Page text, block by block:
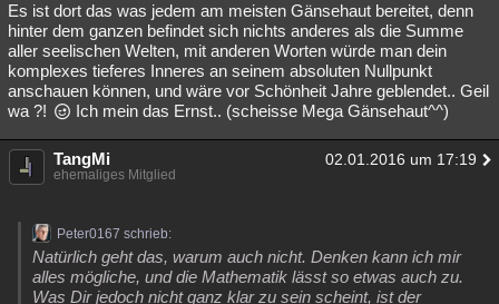
Es ist dort das was jedem am meisten Gänsehaut bereitet, denn
hinter dem ganzen befindet sich nichts anderes als die Summe
aller seelischen Welten, mit anderen Worten würde man dein
komplexes tieferes Inneres an seinem absoluten Nullpunkt
anschauen können, und wäre vor Schönheit Jahre geblendet.. Geil
wa ?!
Ich mein das Ernst.. (scheisse Mega Gänsehaut^^)
TangMi 02.01.2016 um 17:19
ehemaliges Mitglied
Peter0167 schrieb:
Natürlich geht das, warum auch nicht. Denken kann ich mir
alles mögliche, und die Mathematik lässt so etwas auch zu.
Was Dir jedoch nicht ganz klar zu sein scheint, ist der